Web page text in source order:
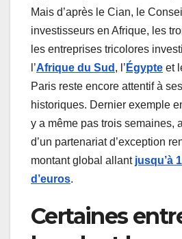
Mais d’après le Cian, le
investisseurs en Afrique, les
les entreprises tricolores
l’Afrique du Sud , l’ Égypte et
Paris reste encore attentif à
historiques. Dernier exemple
y a même pas trois semaines,
d’un partenariat d’exception
montant global allant jusqu’à
d’euros.
Certaines